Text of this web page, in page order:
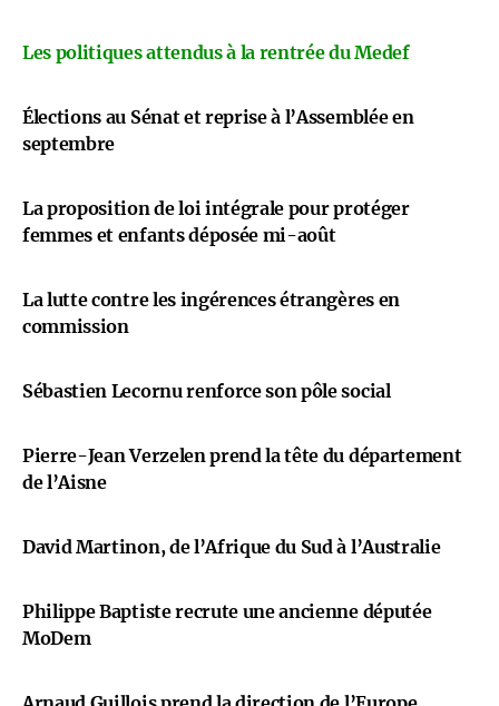
Les politiques attendus à la rentrée du Medef
Élections au Sénat et reprise à l’Assemblée en
septembre
La proposition de loi intégrale pour protéger
femmes et enfants déposée mi-août
La lutte contre les ingérences étrangères en
commission
Sébastien Lecornu renforce son pôle social
Pierre-Jean Verzelen prend la tête du département
de l’Aisne
David Martinon, de l’Afrique du Sud à l’Australie
Philippe Baptiste recrute une ancienne députée
MoDem